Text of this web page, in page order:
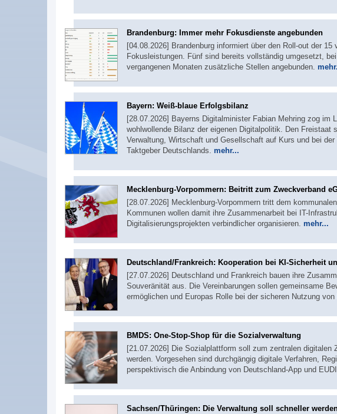
Brandenburg: Immer mehr Fokusdienste angebunden
[04.08.2026] Brandenburg informiert über den Roll-out der
Fokusleistungen. Fünf sind bereits vollständig umgesetzt,
vergangenen Monaten zusätzliche Stellen angebunden.
Bayern: Weiß-blaue Erfolgsbilanz
[28.07.2026] Bayerns Digitalminister Fabian Mehring zog im
wohlwollende Bilanz der eigenen Digitalpolitik. Den Freistaat
Verwaltung, Wirtschaft und Gesellschaft auf Kurs und bei
Taktgeber Deutschlands. mehr...
Mecklenburg-Vorpommern: Beitritt zum Zweckverband
[28.07.2026] Mecklenburg-Vorpommern tritt dem
Kommunen wollen damit ihre Zusammenarbeit bei IT-
Digitalisierungsprojekten verbindlicher organisieren. mehr...
Deutschland/Frankreich: Kooperation bei KI-Sicherheit
[27.07.2026] Deutschland und Frankreich bauen ihre
Souveränität aus. Die Vereinbarungen sollen gemeinsame
ermöglichen und Europas Rolle bei der sicheren Nutzung
BMDS: One-Stop-Shop für die Sozialverwaltung
[21.07.2026] Die Sozialplattform soll zum zentralen digitalen
werden. Vorgesehen sind durchgängig digitale Verfahren,
perspektivisch die Anbindung von Deutschland-App und
Sachsen/Thüringen: Die Verwaltung soll schneller